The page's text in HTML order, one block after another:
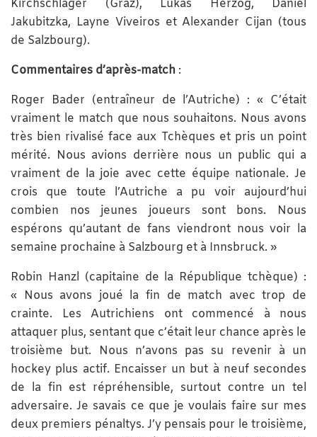
Kirchschläger (Graz), Lukas Herzog, Daniel
Jakubitzka, Layne Viveiros et Alexander Cijan (tous
de Salzbourg).
Commentaires d’après-match :
Roger Bader (entraîneur de l’Autriche) : « C’était
vraiment le match que nous souhaitons. Nous avons
très bien rivalisé face aux Tchèques et pris un point
mérité. Nous avions derrière nous un public qui a
vraiment de la joie avec cette équipe nationale. Je
crois que toute l’Autriche a pu voir aujourd’hui
combien nos jeunes joueurs sont bons. Nous
espérons qu’autant de fans viendront nous voir la
semaine prochaine à Salzbourg et à Innsbruck. »
Robin Hanzl (capitaine de la République tchèque) :
« Nous avons joué la fin de match avec trop de
crainte. Les Autrichiens ont commencé à nous
attaquer plus, sentant que c’était leur chance après le
troisième but. Nous n’avons pas su revenir à un
hockey plus actif. Encaisser un but à neuf secondes
de la fin est répréhensible, surtout contre un tel
adversaire. Je savais ce que je voulais faire sur mes
deux premiers pénaltys. J’y pensais pour le troisième,